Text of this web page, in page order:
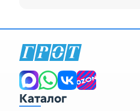
Каталог